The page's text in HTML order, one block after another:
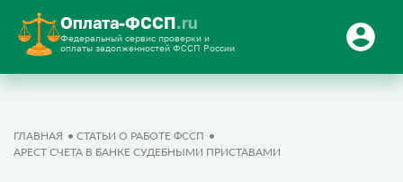
Оплата-ФССП.ru
Федеральный сервис проверки и
оплаты задолженностей ФССП России
ГЛАВНАЯ
СТАТЬИ О РАБОТЕ ФССП
АРЕСТ СЧЕТА В БАНКЕ СУДЕБНЫМИ ПРИСТАВАМИ